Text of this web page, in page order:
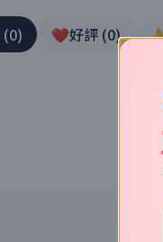
(0) ❤️好評 (0)